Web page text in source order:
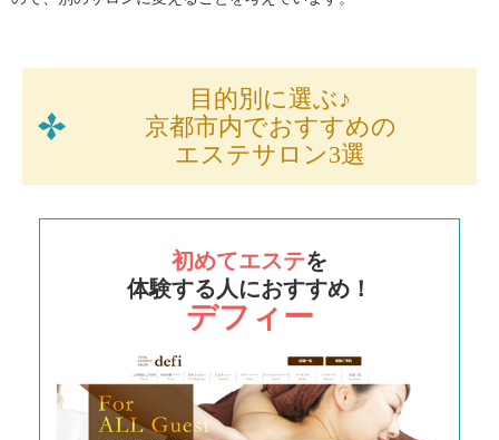
目的別に選ぶ♪
京都市内でおすすめの
エステサロン3選
初めてエステを
体験する人におすすめ！
デフィー